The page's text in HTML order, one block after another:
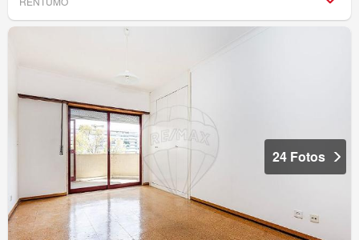
24 Fotos